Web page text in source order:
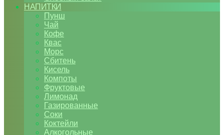
НАПИТКИ
Пунш
Чай
Кофе
Квас
Морс
Сбитень
Кисель
Компоты
Фруктовые
Лимонад
Газированные
Соки
Коктейли
Алкогольные